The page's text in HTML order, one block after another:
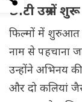
छोटी उम्र में
फिल्मों में शुरुआत
नाम से पहचाना
उन्होंने अभिनय
और दो कलियां